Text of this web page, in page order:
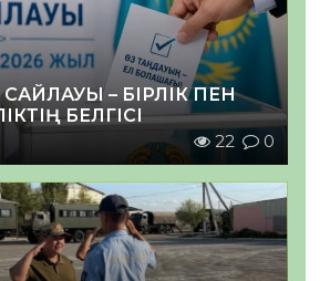
– БІРЛІК ПЕН
БЕЛГІСІ
22 0